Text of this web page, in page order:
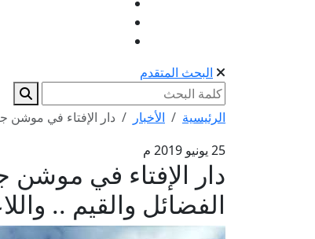
البحث المتقدم
الرئيسية الأخبار
دار الإفتاء في
25 يونيو 2019 م
دار الإفتاء في
الفضائل والقيم ..